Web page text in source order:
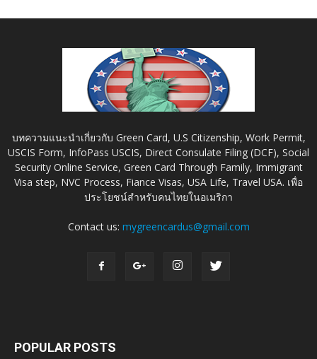
บทความแนะนำเกี่ยวกับ Green Card, U.S Citizenship, Work Permit,
USCIS Form, InfoPass USCIS, Direct Consulate Filing (DCF), Social
Security Online Service, Green Card Through Family, Immigrant
Visa step, NVC Process, Fiance Visas, USA Life, Travel USA. เพื่อ
ประโยชน์สำหรับคนไทยในอเมริกา
Contact us: mygreencardus@gmail.com
POPULAR POSTS